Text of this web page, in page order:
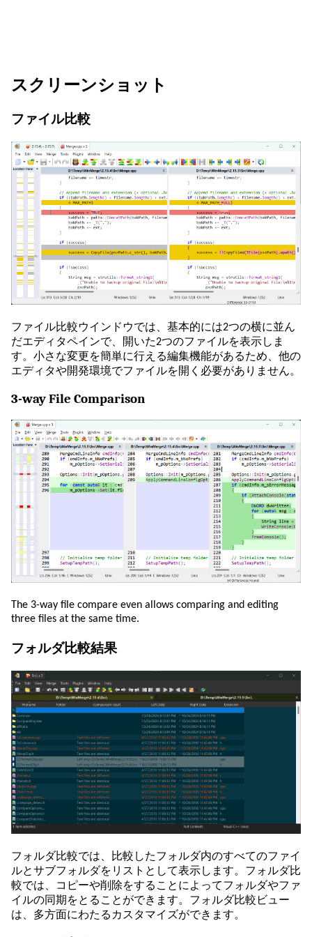
スクリーンショット
ファイル比較
ファイル比較ウインドウでは、基本的には2つの横に並ん
だエディタペインで、開いた2つのファイルを表示しま
す。小さな変更を簡単に行える編集機能があるため、他の
エディタや開発環境でファイルを開く必要がありません。
3-way File Comparison
The 3-way file compare even allows comparing and editing
three files at the same time.
フォルダ比較結果
フォルダ比較では、比較したフォルダ内のすべてのファイ
ルとサブフォルダをリストとして表示します。フォルダ比
較では、コピーや削除をすることによってフォルダやファ
イルの同期をとることができます。フォルダ比較ビュー
は、多方面にわたるカスタマイズができます。